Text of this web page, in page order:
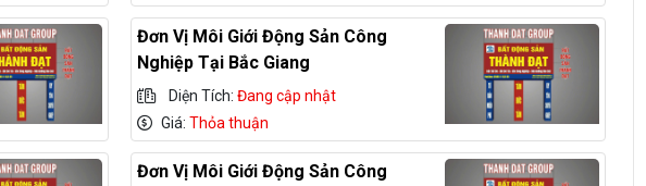
Đơn Vị Môi Giới Động Sản Công
Nghiệp Tại Bắc Giang
Diện Tích:Đang cập nhật
Giá:Thỏa thuận
Đơn Vị Môi Giới Động Sản Công